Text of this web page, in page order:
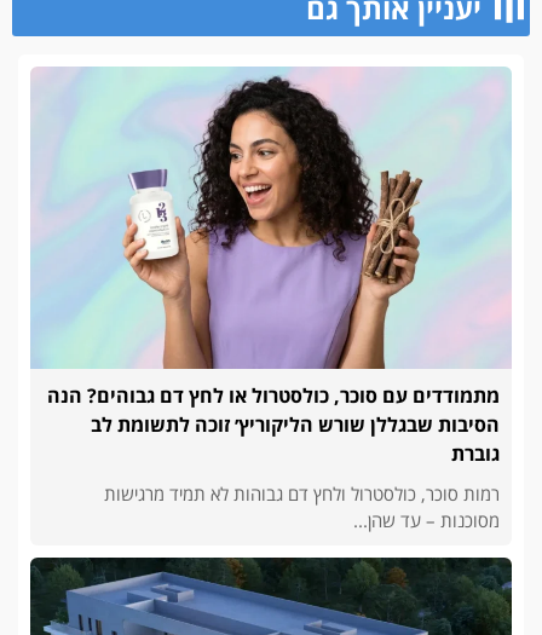
מתמודדים עם סוכר, כולסטרול או לחץ דם גבוהים? הנה
הסיבות שבגללן שורש הליקוריץ׳ זוכה לתשומת לב
גוברת
רמות סוכר, כולסטרול ולחץ דם גבוהות לא תמיד מרגישות
מסוכנות – עד שהן...